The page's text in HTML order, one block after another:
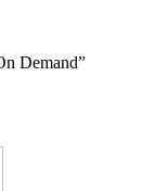
Demand”